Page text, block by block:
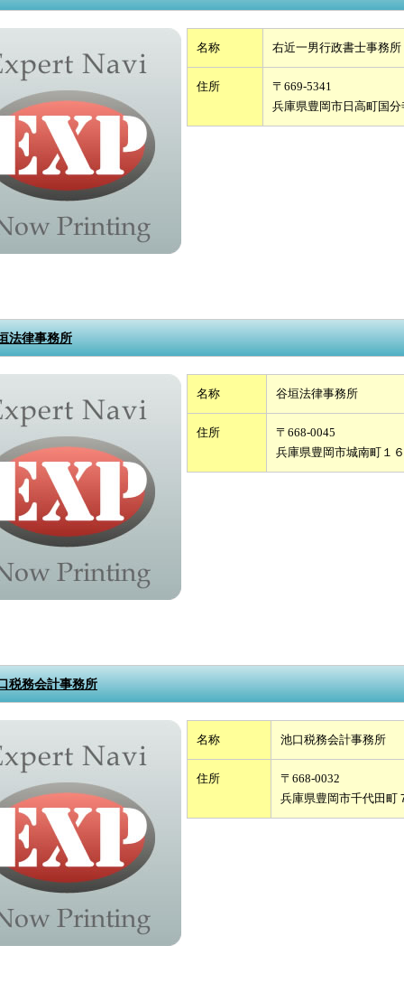
名称 右近一男行政書士事務所
住所
〒669-5341
兵庫県豊岡市日高町国
法律事務所
名称 谷垣法律事務所
住所
〒668-0045
兵庫県豊岡市城南町１
税務会計事務所
名称 池口税務会計事務所
住所
〒668-0032
兵庫県豊岡市千代田町